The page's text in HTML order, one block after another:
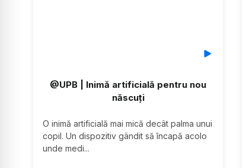
@UPB | Inimă artificială pentru nou
născuți
O inimă artificială mai mică decât palma unui
copil. Un dispozitiv gândit să încapă acolo
unde medi...